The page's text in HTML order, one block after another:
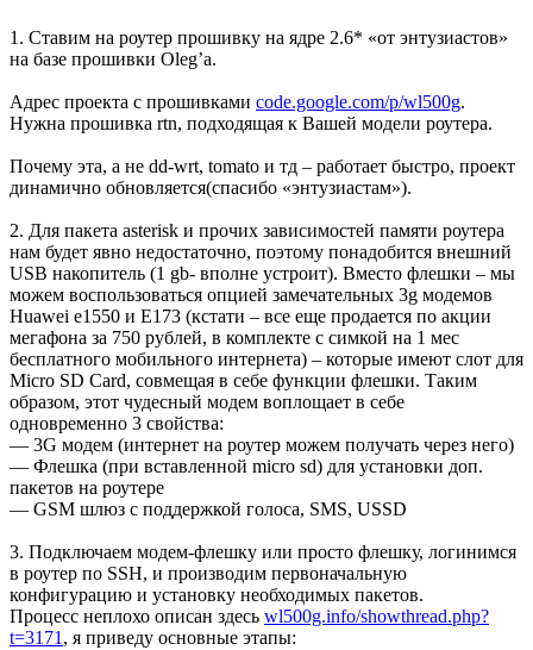
1. Ставим на роутер прошивку на ядре 2.6* «от энтузиастов»
на базе прошивки Oleg’а.
Адрес проекта с прошивками code.google.com/p/wl500g.
Нужна прошивка rtn, подходящая к Вашей модели роутера.
Почему эта, а не dd-wrt, tomato и тд – работает быстро, проект
динамично обновляется(спасибо «энтузиастам»).
2. Для пакета asterisk и прочих зависимостей памяти роутера
нам будет явно недостаточно, поэтому понадобится внешний
USB накопитель (1 gb- вполне устроит). Вместо флешки – мы
можем воспользоваться опцией замечательных 3g модемов
Huawei e1550 и E173 (кстати – все еще продается по акции
мегафона за 750 рублей, в комплекте с симкой на 1 мес
бесплатного мобильного интернета) – которые имеют слот для
Micro SD Card, совмещая в себе функции флешки. Таким
образом, этот чудесный модем воплощает в себе
одновременно 3 свойства:
— 3G модем (интернет на роутер можем получать через него)
— Флешка (при вставленной micro sd) для установки доп.
пакетов на роутере
— GSM шлюз с поддержкой голоса, SMS, USSD
3. Подключаем модем-флешку или просто флешку, логинимся
в роутер по SSH, и производим первоначальную
конфигурацию и установку необходимых пакетов.
Процесс неплохо описан здесь wl500g.info/showthread.php?
t=3171 , я приведу основные этапы: